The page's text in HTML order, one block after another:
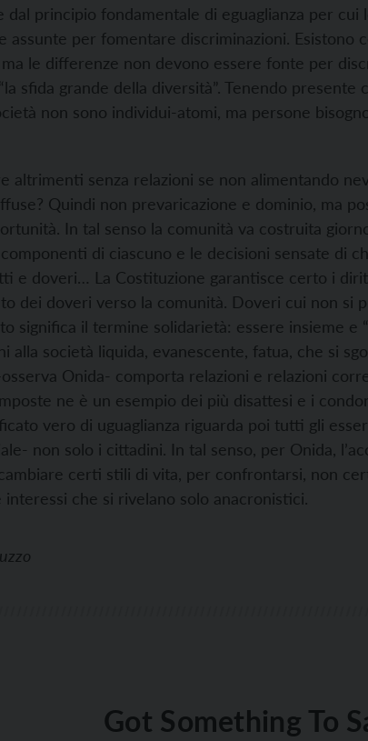
dal principio fondamentale di eguaglianza per
assunte per fomentare discriminazioni. Esistono
le differenze non devono essere fonte per
sfida grande della diversità”. Tenendo
non sono individui-atomi, ma persone
altrimenti senza relazioni se non alimentando
Quindi non prevaricazione e dominio, ma
In tal senso la comunità va costruita
di ciascuno e le decisioni sensate di
e doveri… La Costituzione garantisce certo i
dei doveri verso la comunità. Doveri cui non si
significa il termine solidarietà: essere insieme e
alla società liquida, evanescente, fatua, che si
Onida- comporta relazioni e relazioni
ne è un esempio dei più disattesi e i
vero di uguaglianza riguarda poi tutti gli
non solo i cittadini. In tal senso, per Onida,
certi stili di vita, per confrontarsi, non
che si rivelano solo anacronistici.
Got Something To